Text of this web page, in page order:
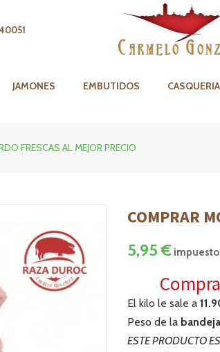
JAMONES EMBUTIDOS CASQUERIA
FRESCAS AL MEJOR PRECIO
COMPRAR
5,95 €
El kilo le sale a
Peso de la
ESTE PRODUCTO